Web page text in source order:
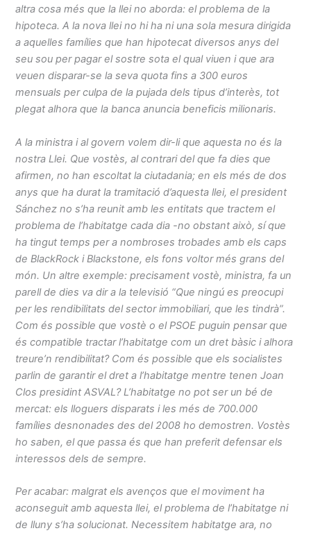
altra cosa més que la llei no aborda: el problema de la
hipoteca. A la nova llei no hi ha ni una sola mesura dirigida
a aquelles famílies que han hipotecat diversos anys del
seu sou per pagar el sostre sota el qual viuen i que ara
veuen disparar-se la seva quota fins a 300 euros
mensuals per culpa de la pujada dels tipus d’interès, tot
plegat alhora que la banca anuncia beneficis milionaris.
A la ministra i al govern volem dir-li que aquesta no és la
nostra Llei. Que vostès, al contrari del que fa dies que
afirmen, no han escoltat la ciutadania; en els més de dos
anys que ha durat la tramitació d’aquesta llei, el president
Sánchez no s’ha reunit amb les entitats que tractem el
problema de l’habitatge cada dia -no obstant això, sí que
ha tingut temps per a nombroses trobades amb els caps
de BlackRock i Blackstone, els fons voltor més grans del
món. Un altre exemple: precisament vostè, ministra, fa un
parell de dies va dir a la televisió “Que ningú es preocupi
per les rendibilitats del sector immobiliari, que les tindrà”.
Com és possible que vostè o el PSOE puguin pensar que
és compatible tractar l’habitatge com un dret bàsic i alhora
treure’n rendibilitat? Com és possible que els socialistes
parlin de garantir el dret a l’habitatge mentre tenen Joan
Clos presidint ASVAL? L’habitatge no pot ser un bé de
mercat: els lloguers disparats i les més de 700.000
famílies desnonades des del 2008 ho demostren. Vostès
ho saben, el que passa és que han preferit defensar els
interessos dels de sempre.
Per acabar: malgrat els avenços que el moviment ha
aconseguit amb aquesta llei, el problema de l’habitatge ni
de lluny s’ha solucionat. Necessitem habitatge ara, no